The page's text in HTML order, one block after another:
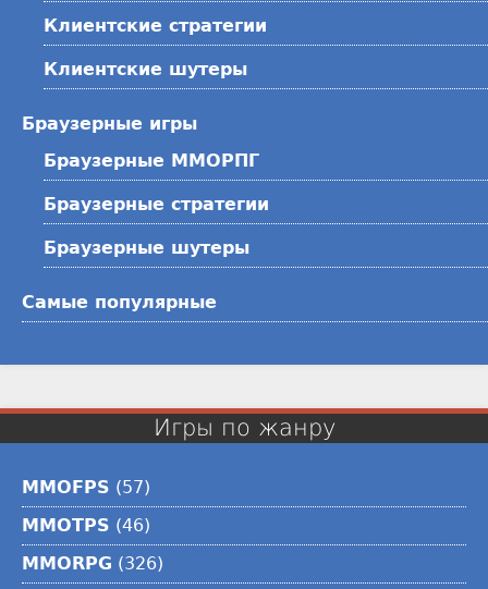
Клиентские стратегии
Клиентские шутеры
Браузерные игры
Браузерные ММОРПГ
Браузерные стратегии
Браузерные шутеры
Самые популярные
Игры по жанру
MMOFPS (57)
MMOTPS (46)
MMORPG (326)